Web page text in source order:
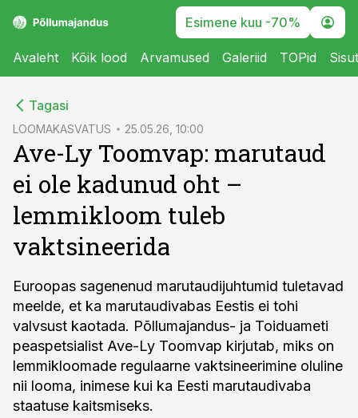
Esimene kuu -70%
Avaleht Kõik lood Arvamused Galeriid TOPid
Tagasi
LOOMAKASVATUS 25.05.26, 10:00
Ave-Ly Toomvap: marutaud
ei ole kadunud oht –
lemmikloom tuleb
vaktsineerida
Euroopas sagenenud marutaudijuhtumid tuletavad
meelde, et ka marutaudivabas Eestis ei tohi
valvsust kaotada. Põllumajandus- ja Toiduameti
peaspetsialist Ave-Ly Toomvap kirjutab, miks on
lemmikloomade regulaarne vaktsineerimine oluline
nii looma, inimese kui ka Eesti marutaudivaba
staatuse kaitsmiseks.